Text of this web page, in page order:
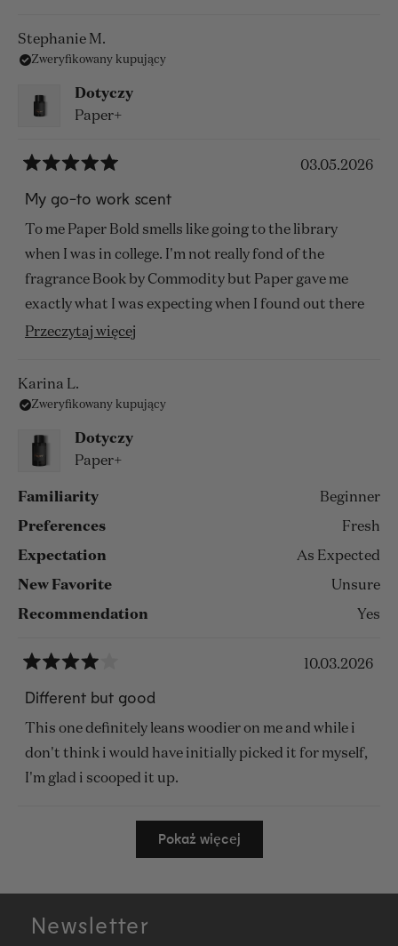
Stephanie M.
Zweryfikowany kupujący
Dotyczy
Paper+
na
5
z
5
gwiazdek
03.05.2026
My go-to work scent
To me Paper Bold smells like going to the library
when I was in college. I'm not really fond of the
fragrance Book by Commodity but Paper gave me
exactly what I was expecting when I found out there
was a scent called Book. Paper smells smart and
not a great way to describe a smell but it smells
exactly like spending an early morning studying in
the library next to a shelf of old books.
Przeczytaj więcej
tej
Karina L.
Zweryfikowany kupujący
Dotyczy
Paper+
Familiarity Beginner
Preferences Fresh
Expectation As Expected
New Favorite Unsure
Recommendation Yes
na
4
z
5
gwiazdek
10.03.2026
Different but good
This one definitely leans woodier on me and while i
don't think i would have initially picked it for myself,
I'm glad i scooped it up.
Wczytywanie...
Pokaż więcej
Newsletter